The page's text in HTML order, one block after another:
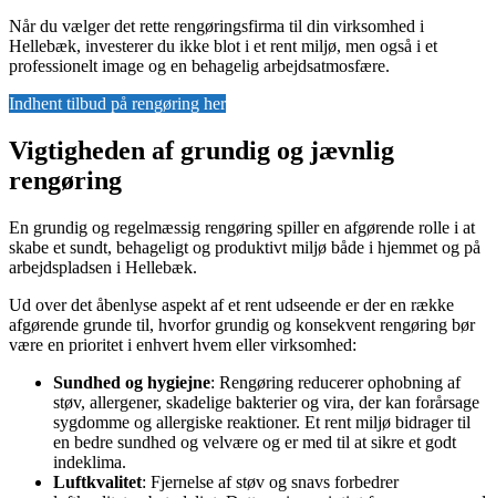
Når du vælger det rette rengøringsfirma til din virksomhed i
Hellebæk, investerer du ikke blot i et rent miljø, men også i et
professionelt image og en behagelig arbejdsatmosfære.
Indhent tilbud på rengøring her
Vigtigheden af grundig og jævnlig
rengøring
En grundig og regelmæssig rengøring spiller en afgørende rolle i at
skabe et sundt, behageligt og produktivt miljø både i hjemmet og på
arbejdspladsen i Hellebæk.
Ud over det åbenlyse aspekt af et rent udseende er der en række
afgørende grunde til, hvorfor grundig og konsekvent rengøring bør
være en prioritet i enhvert hvem eller virksomhed:
Sundhed og hygiejne: Rengøring reducerer ophobning af
støv, allergener, skadelige bakterier og vira, der kan forårsage
sygdomme og allergiske reaktioner. Et rent miljø bidrager til
en bedre sundhed og velvære og er med til at sikre et godt
indeklima.
Luftkvalitet: Fjernelse af støv og snavs forbedrer